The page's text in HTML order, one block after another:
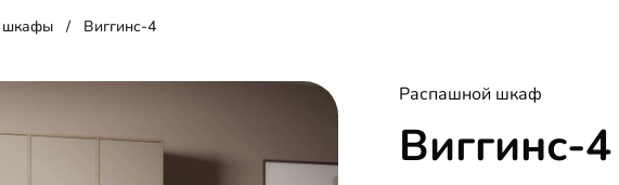
спальни
шкафы Виггинс-4
Распашной шкаф
Виггинс-4